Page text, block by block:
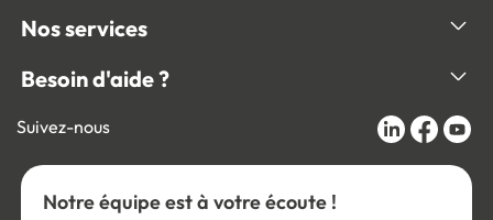
Nos services
Besoin d'aide ?
Suivez-nous
Notre équipe est à votre écoute !